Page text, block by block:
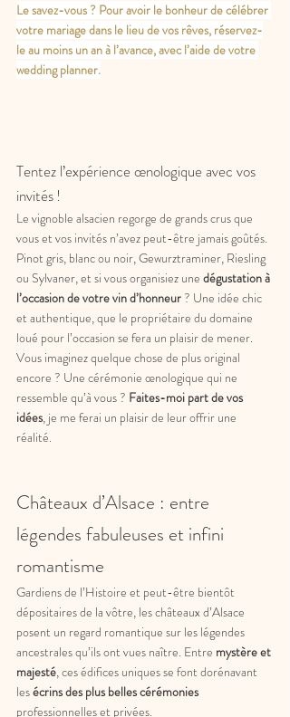
Le savez-vous ? Pour avoir le bonheur de célébrer
votre mariage dans le lieu de vos rêves, réservez-
le au moins un an à l’avance, avec l’aide de votre
wedding planner.
Tentez l’expérience œnologique avec vos
invités !
Le vignoble alsacien regorge de grands crus que
vous et vos invités n’avez peut-être jamais goûtés.
Pinot gris, blanc ou noir, Gewurztraminer, Riesling
ou Sylvaner, et si vous organisiez une dégustation à
l’occasion de votre vin d’honneur ? Une idée chic
et authentique, que le propriétaire du domaine
loué pour l’occasion se fera un plaisir de mener.
Vous imaginez quelque chose de plus original
encore ? Une cérémonie œnologique qui ne
ressemble qu’à vous ? Faites-moi part de vos
idées, je me ferai un plaisir de leur offrir une
réalité.
Châteaux d’Alsace : entre
légendes fabuleuses et infini
romantisme
Gardiens de l’Histoire et peut-être bientôt
dépositaires de la vôtre, les châteaux d’Alsace
posent un regard romantique sur les légendes
ancestrales qu’ils ont vues naître. Entre mystère et
majesté, ces édifices uniques se font dorénavant
les écrins des plus belles cérémonies
professionnelles et privées.